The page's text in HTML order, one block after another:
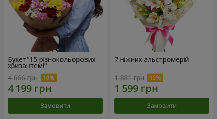
Букет"15 різнокольорових
хризантем!"
4 666 грн
Замовити
7 ніжних альстромерій
1 881 грн
Замовити